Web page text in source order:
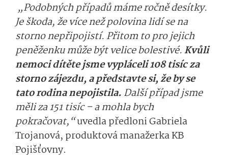
„Podobných případů máme ročně desítky.
Je škoda, že více než polovina lidí se na
storno nepřipojistí. Přitom to pro jejich
peněženku může být velice bolestivé.Kvůli
nemoci dítěte jsme vypláceli 108 tisíc za
storno zájezdu, a představte si, že by se
tato rodina nepojistila. Další případ jsme
měli za 151 tisíc – a mohla bych
pokračovat,“uvedla předloni Gabriela
Trojanová, produktová manažerka KB
Pojišťovny.